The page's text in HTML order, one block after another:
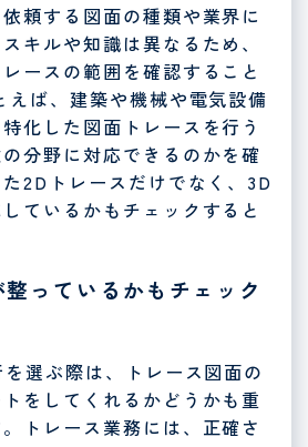
頼する図面の種類や業界に
キルや知識は異なるため、
ースの範囲を確認すること
えば、建築や機械や電気設備
化した図面トレースを行う
分野に対応できるのかを確
2Dトレースだけでなく、3D
ているかもチェックすると
っているかもチェック
選ぶ際は、トレース図面の
をしてくれるかどうかも重
トレース業務には、正確さ